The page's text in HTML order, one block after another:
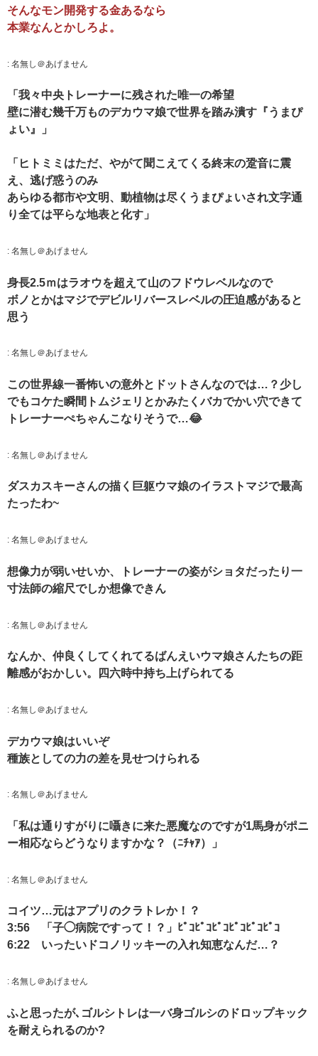
そんなモン開発する金あるなら
本業なんとかしろよ。
: 名無し＠あげません
「我々中央トレーナーに残された唯一の希望
壁に潜む幾千万ものデカウマ娘で世界を踏み潰す『うまぴ
ょい』」
「ヒトミミはただ、やがて聞こえてくる終末の跫音に震
え、逃げ惑うのみ
あらゆる都市や文明、動植物は尽くうまぴょいされ文字通
り全ては平らな地表と化す」
: 名無し＠あげません
身長2.5ｍはラオウを超えて山のフドウレベルなので
ボノとかはマジでデビルリバースレベルの圧迫感があると
思う
: 名無し＠あげません
この世界線一番怖いの意外とドットさんなのでは…？少し
でもコケた瞬間トムジェリとかみたくバカでかい穴できて
トレーナーぺちゃんこなりそうで…😂
: 名無し＠あげません
ダスカスキーさんの描く巨躯ウマ娘のイラストマジで最高
たったわ~
: 名無し＠あげません
想像力が弱いせいか、トレーナーの姿がショタだったり一
寸法師の縮尺でしか想像できん
: 名無し＠あげません
なんか、仲良くしてくれてるばんえいウマ娘さんたちの距
離感がおかしい。四六時中持ち上げられてる
: 名無し＠あげません
デカウマ娘はいいぞ
種族としての力の差を見せつけられる
: 名無し＠あげません
「私は通りすがりに囁きに来た悪魔なのですが1馬身がポニ
ー相応ならどうなりますかな？（ﾆﾁｬｱ）」
: 名無し＠あげません
コイツ…元はアプリのクラトレか！？
3:56 「子◯病院ですって！？」ﾋﾟｺﾋﾟｺﾋﾟｺﾋﾟｺﾋﾟｺﾋﾟｺ
6:22 いったいドコノリッキーの入れ知恵なんだ…？
: 名無し＠あげません
ふと思ったが､ゴルシトレは一バ身ゴルシのドロップキック
を耐えられるのか?